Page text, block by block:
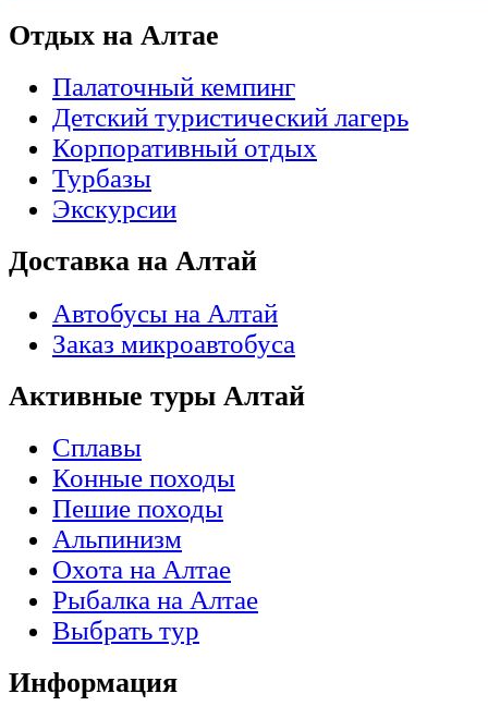
Отдых на Алтае
Палаточный кемпинг
Детский туристический лагерь
Корпоративный отдых
Турбазы
Экскурсии
Доставка на Алтай
Автобусы на Алтай
Заказ микроавтобуса
Активные туры Алтай
Сплавы
Конные походы
Пешие походы
Альпинизм
Охота на Алтае
Рыбалка на Алтае
Выбрать тур
Информация